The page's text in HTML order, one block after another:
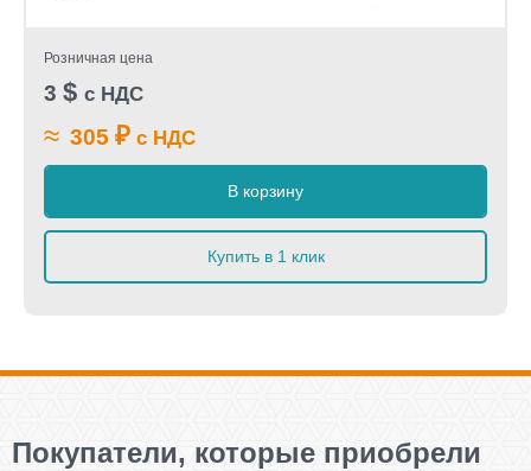
Розничная цена
3 $ с НДС
≈ 305 ₽ с НДС
В корзину
Купить в 1 клик
Покупатели, которые приобрели